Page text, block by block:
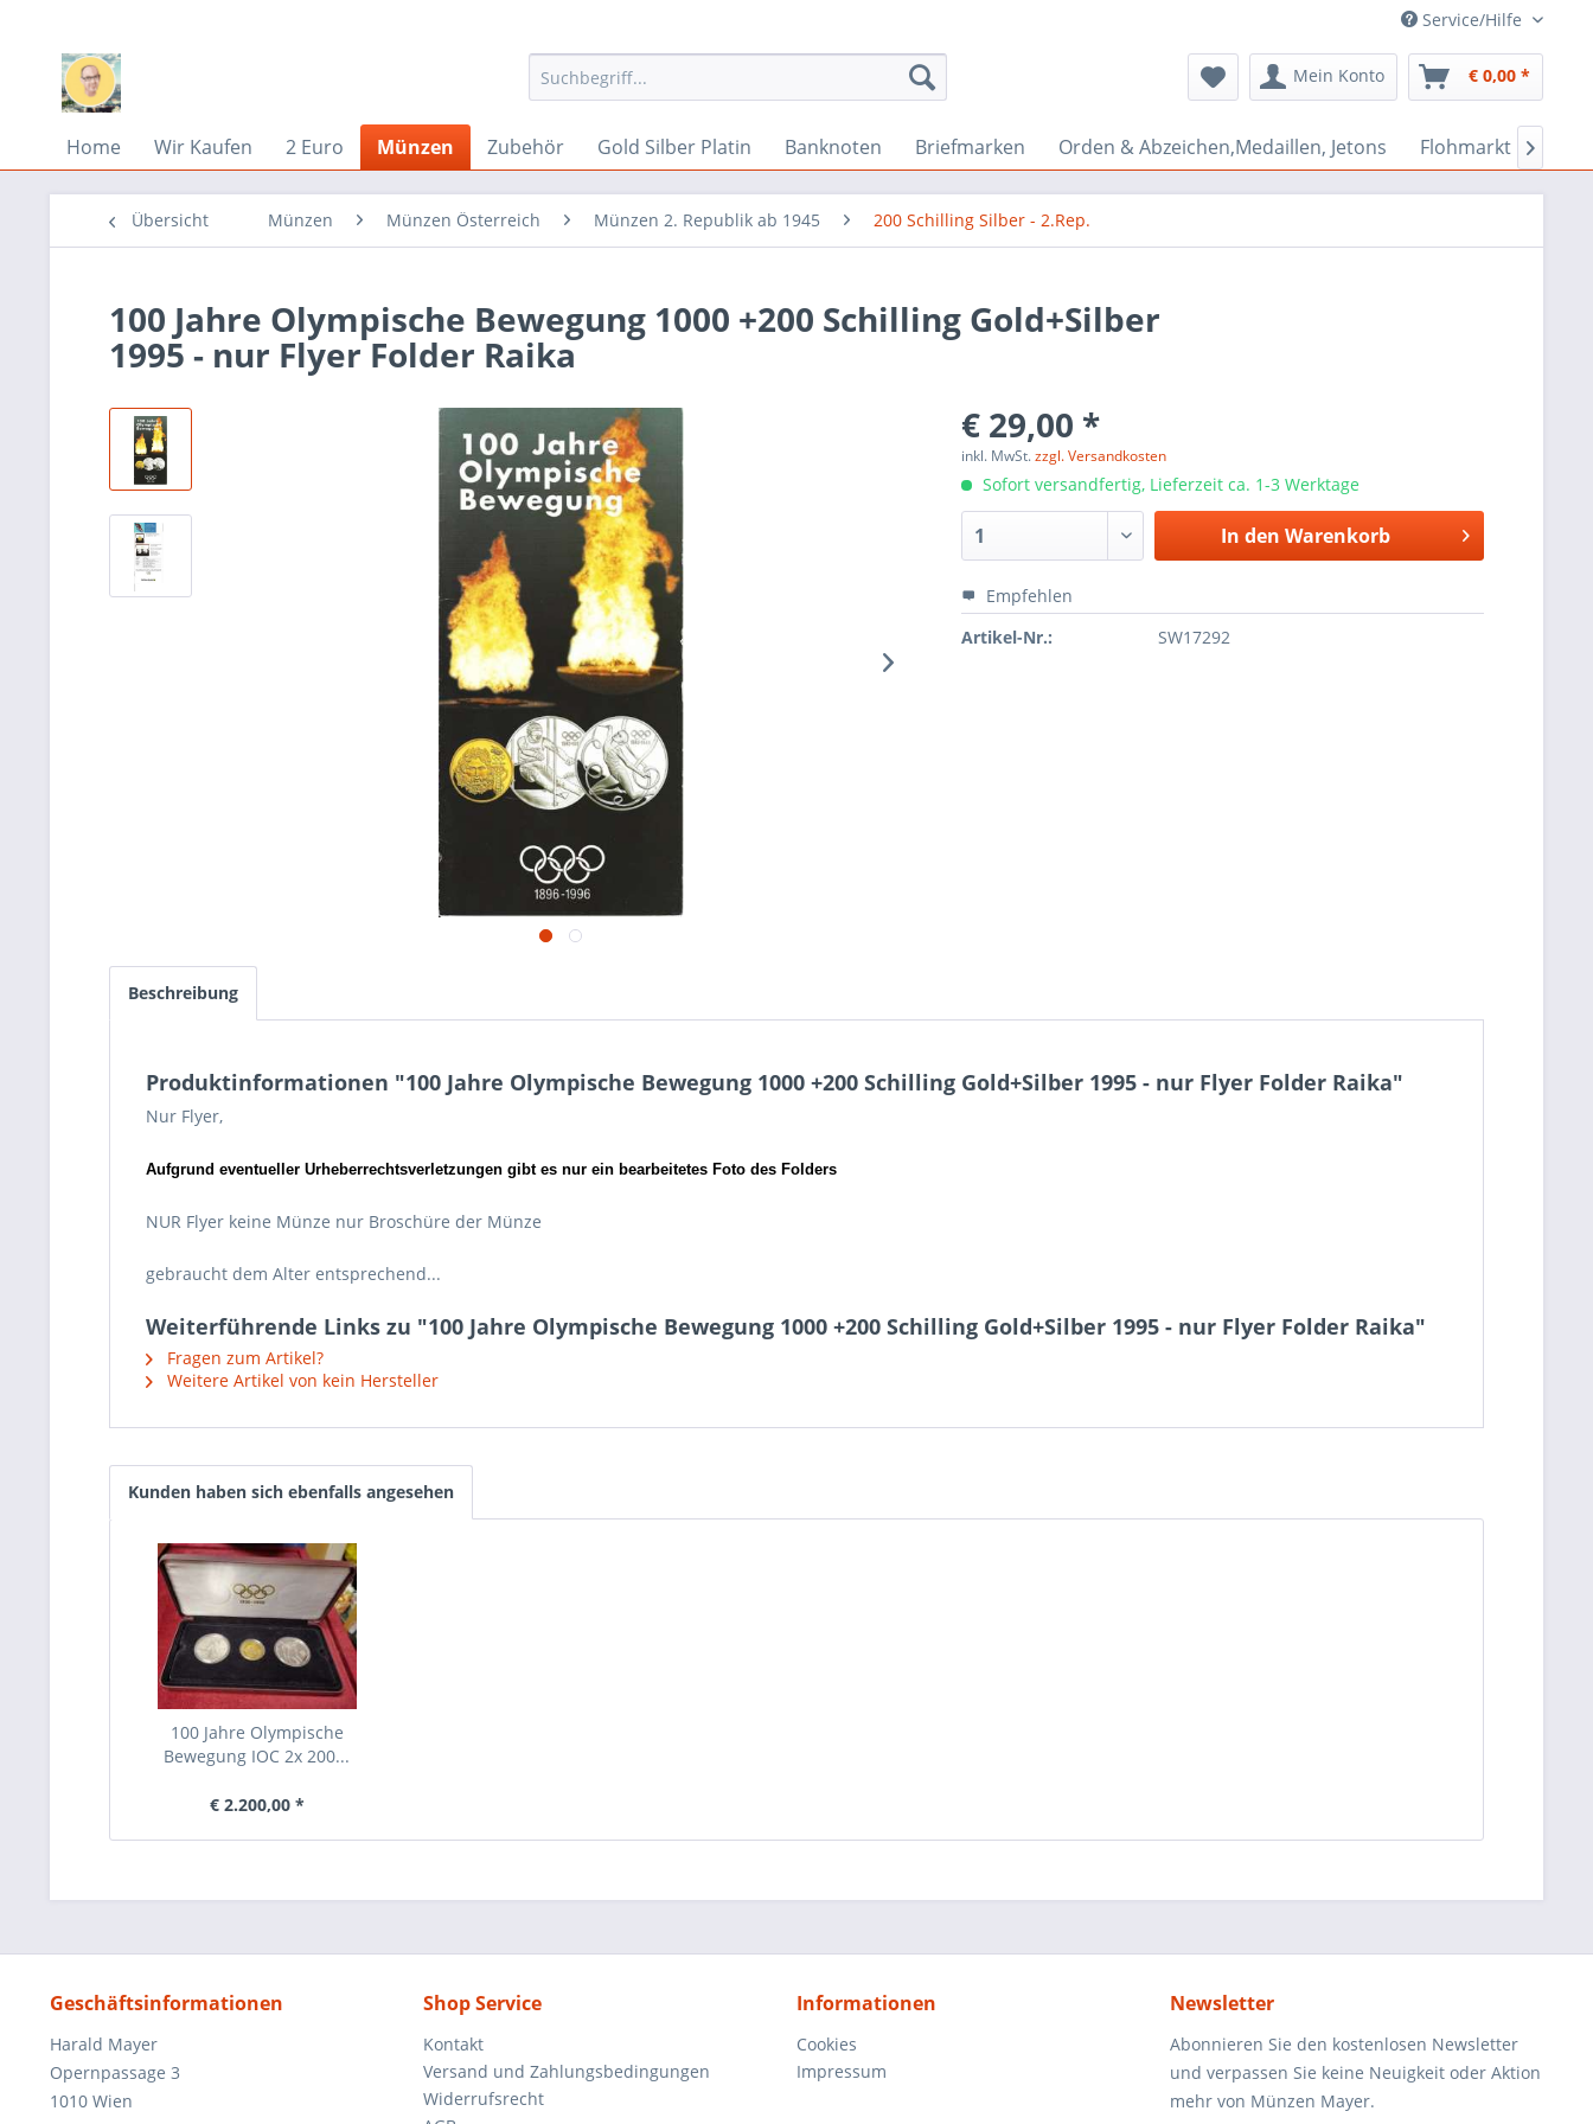
Service/Hilfe
Mein Konto € 0,00 *
Home Wir Kaufen 2 Euro Münzen Zubehör Gold Silber Platin Banknoten Briefmarken Orden & Abzeichen,Medaillen, Jetons Flohmarkt Bazar

Übersicht Münzen Münzen Österreich Münzen 2. Republik ab 1945 200 Schilling Silber - 2.Rep.
100 Jahre Olympische Bewegung 1000 +200 Schilling Gold+Silber
1995 - nur Flyer Folder Raika
€ 29,00 *
inkl. MwSt.zzgl. Versandkosten
Sofort versandfertig, Lieferzeit ca. 1-3 Werktage
In den Warenkorb
Empfehlen
Artikel-Nr.:
SW17292
Beschreibung
Produktinformationen "100 Jahre Olympische Bewegung 1000 +200 Schilling Gold+Silber 1995 - nur Flyer Folder Raika"
Nur Flyer,
Aufgrund eventueller Urheberrechtsverletzungen gibt es nur ein bearbeitetes Foto des Folders
NUR Flyer keine Münze nur Broschüre der Münze
gebraucht dem Alter entsprechend...
Weiterführende Links zu "100 Jahre Olympische Bewegung 1000 +200 Schilling Gold+Silber 1995 - nur Flyer Folder Raika"
Fragen zum Artikel?
Weitere Artikel von kein Hersteller
Kunden haben sich ebenfalls angesehen
100 Jahre Olympische
Bewegung IOC 2x 200...
€ 2.200,00 *
Geschäftsinformationen
Harald Mayer
Opernpassage 3
1010 Wien
Shop Service
Kontakt
Versand und Zahlungsbedingungen
Widerrufsrecht
Informationen
Cookies
Impressum
Newsletter
Abonnieren Sie den kostenlosen Newsletter
und verpassen Sie keine Neuigkeit oder Aktion
mehr von Münzen Mayer.